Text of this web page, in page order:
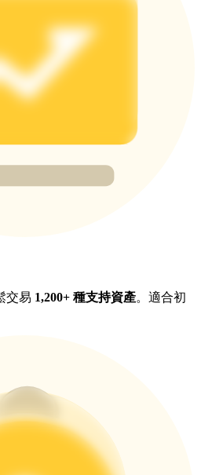
獎池
峰賽
定期
交易 1,200+ 種支持資產。適合初